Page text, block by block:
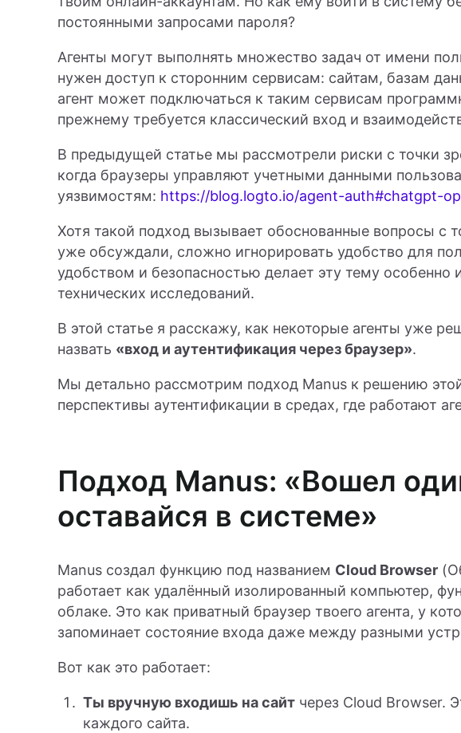
постоянными запросами пароля?
Агенты могут выполнять множество задач от имени
нужен доступ к сторонним сервисам: сайтам, базам
агент может подключаться к таким сервисам
прежнему требуется классический вход и
В предыдущей статье мы рассмотрели риски с точки
когда браузеры управляют учетными данными
уязвимостям: https://blog.logto.io/agent-auth#chatgpt-
Хотя такой подход вызывает обоснованные вопросы с
уже обсуждали, сложно игнорировать удобство для
удобством и безопасностью делает эту тему особенно
технических исследований.
В этой статье я расскажу, как некоторые агенты уже
назвать «вход и аутентификация через браузер».
Мы детально рассмотрим подход Manus к решению
перспективы аутентификации в средах, где работают
Подход Manus: «Вошел
оставайся в системе»
Manus создал функцию под названием Cloud Browser
работает как удалённый изолированный компьютер,
облаке. Это как приватный браузер твоего агента, у
запоминает состояние входа даже между разными
Вот как это работает:
Ты вручную входишь на сайт через Cloud Browser.
каждого сайта.